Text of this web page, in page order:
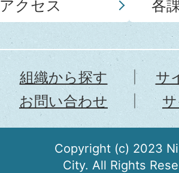
アクセス 各
組織から探す
サ
お問い合わせ
Copyright (c) 2023
City. All Rights